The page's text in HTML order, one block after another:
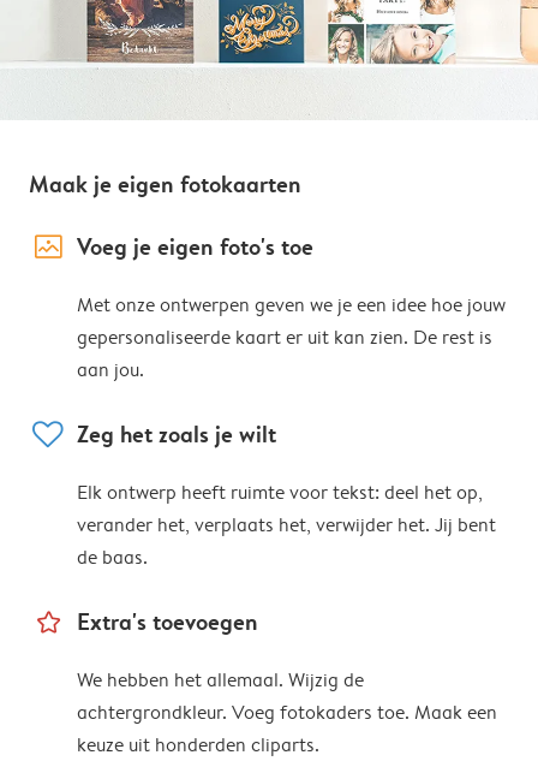
Maak je eigen fotokaarten
image_placeholder Voeg je eigen foto's toe
Met onze ontwerpen geven we je een idee hoe jouw
gepersonaliseerde kaart er uit kan zien. De rest is
aan jou.
heart Zeg het zoals je wilt
Elk ontwerp heeft ruimte voor tekst: deel het op,
verander het, verplaats het, verwijder het. Jij bent
de baas.
star_outline Extra's toevoegen
We hebben het allemaal. Wijzig de
achtergrondkleur. Voeg fotokaders toe. Maak een
keuze uit honderden cliparts.